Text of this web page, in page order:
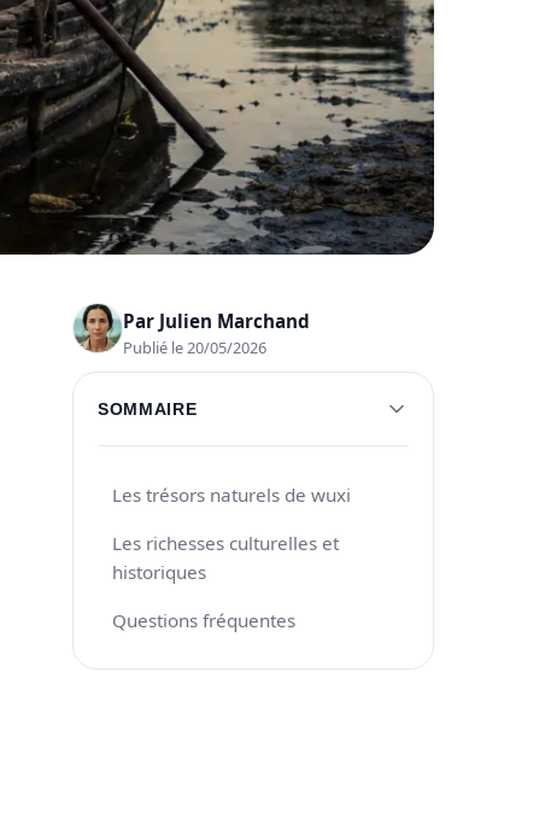
Par Julien Marchand
Publié le 20/05/2026
SOMMAIRE
Les trésors naturels de wuxi
Les richesses culturelles et
historiques
Questions fréquentes